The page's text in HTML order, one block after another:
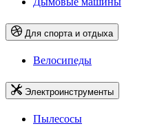
Для спорта и отдыха
Велосипеды
Электроинструменты
Пылесосы